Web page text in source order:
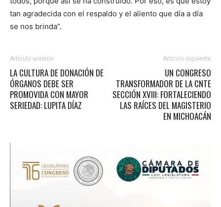
tan agradecida con el respaldo y el aliento que día a día
se nos brinda”.
Artículo anterior
LA CULTURA DE DONACIÓN DE
ÓRGANOS DEBE SER
PROMOVIDA CON MAYOR
SERIEDAD: LUPITA DÍAZ
Artículo siguiente
UN CONGRESO
TRANSFORMADOR DE LA CNTE
SECCIÓN XVIII: FORTALECIENDO
LAS RAÍCES DEL MAGISTERIO
EN MICHOACÁN